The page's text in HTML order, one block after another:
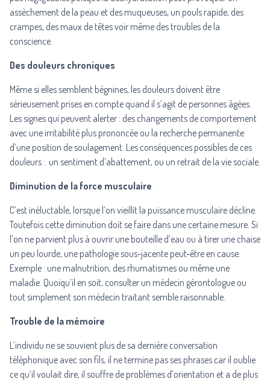
assèchement de la peau et des muqueuses, un pouls rapide, des
crampes, des maux de têtes voir même des troubles de la
conscience.
Des douleurs chroniques
Même si elles semblent bégnines, les douleurs doivent être
sérieusement prises en compte quand il s’agit de personnes âgées.
Les signes qui peuvent alerter : des changements de comportement
avec une irritabilité plus prononcée ou la recherche permanente
d’une position de soulagement. Les conséquences possibles de ces
douleurs : un sentiment d’abattement, ou un retrait de la vie sociale.
Diminution de la force musculaire
C’est inéluctable, lorsque l’on vieillit la puissance musculaire décline.
Toutefois cette diminution doit se faire dans une certaine mesure. Si
l’on ne parvient plus à ouvrir une bouteille d’eau ou à tirer une chaise
un peu lourde, une pathologie sous-jacente peut-être en cause.
Exemple : une malnutrition, des rhumatismes ou même une
maladie. Quoiqu’il en soit, consulter un médecin gérontologue ou
tout simplement son médecin traitant semble raisonnable.
Trouble de la mémoire
L’individu ne se souvient plus de sa dernière conversation
téléphonique avec son fils, il ne termine pas ses phrases car il oublie
ce qu’il voulait dire, il souffre de problèmes d’orientation et a de plus